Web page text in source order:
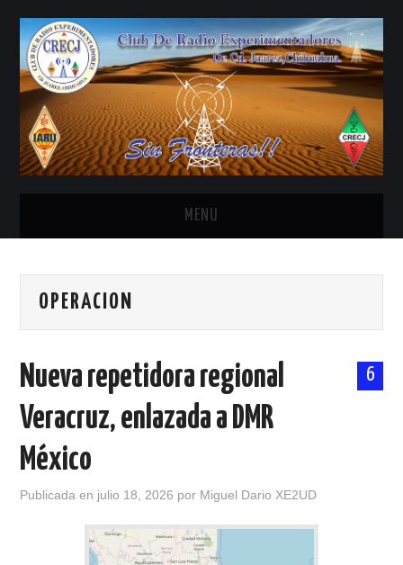
MENU
ANTENAS Y ACCESORIOS
CONTACTO
HISTORIA DE LA RADIO
IMÁGENES CRECJ
OPERACION
6
Nueva repetidora regional
Veracruz, enlazada a DMR
México
Publicada en julio 18, 2026 por Miguel Dario XE2UD